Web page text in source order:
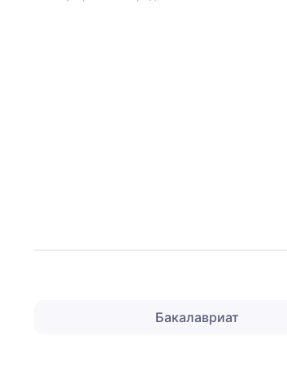
Бакалавриат